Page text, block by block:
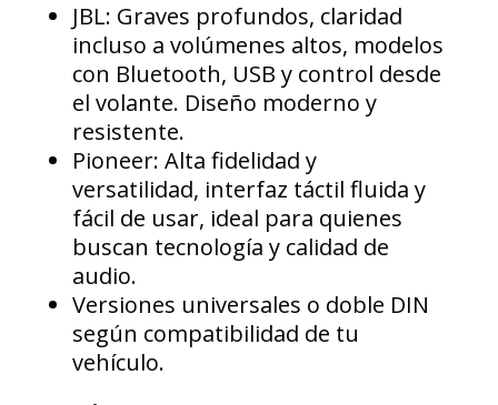
JBL: Graves profundos, claridad
incluso a volúmenes altos, modelos
con Bluetooth, USB y control desde
el volante. Diseño moderno y
resistente.
Pioneer: Alta fidelidad y
versatilidad, interfaz táctil fluida y
fácil de usar, ideal para quienes
buscan tecnología y calidad de
audio.
Versiones universales o doble DIN
según compatibilidad de tu
vehículo.